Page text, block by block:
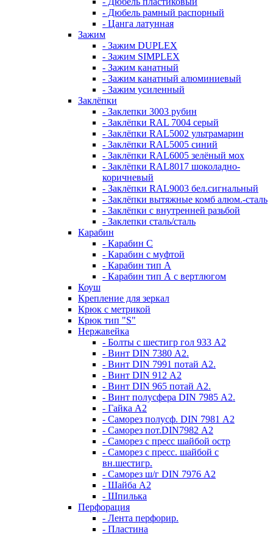
- Дюбель рамный распорный
- Цанга латунная
Зажим
- Зажим DUPLEX
- Зажим SIMPLEX
- Зажим канатный
- Зажим канатный алюминиевый
- Зажим усиленный
Заклёпки
- Заклепки 3003 рубин
- Заклёпки RAL 7004 серый
- Заклёпки RAL5002 ультрамарин
- Заклёпки RAL5005 синий
- Заклёпки RAL6005 зелёный мох
- Заклёпки RAL8017 шоколадно-
коричневый
- Заклёпки RAL9003 бел.сигнальный
- Заклёпки вытяжные комб алюм.-сталь
- Заклёпки с внутренней разьбой
- Заклепки сталь/сталь
Карабин
- Карабин С
- Карабин с муфтой
- Карабин тип А
- Карабин тип А с вертлюгом
Коуш
Крепление для зеркал
Крюк с метрикой
Крюк тип "S"
Нержавейка
- Болты с шестигр гол 933 А2
- Винт DIN 7380 А2.
- Винт DIN 7991 потай А2.
- Винт DIN 912 А2
- Винт DIN 965 потай А2.
- Винт полусфера DIN 7985 А2.
- Гайка А2
- Саморез полусф. DIN 7981 А2
- Саморез пот.DIN7982 А2
- Саморез с пресс шайбой остр
- Саморез с пресс. шайбой с
вн.шестигр.
- Саморез ш/г DIN 7976 А2
- Шайба А2
- Шпилька
Перфорация
- Лента перфорир.
- Пластина